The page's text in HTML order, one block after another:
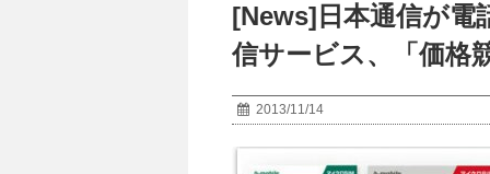
[News]日本通信が電
信サービス、「価格
2013/11/14